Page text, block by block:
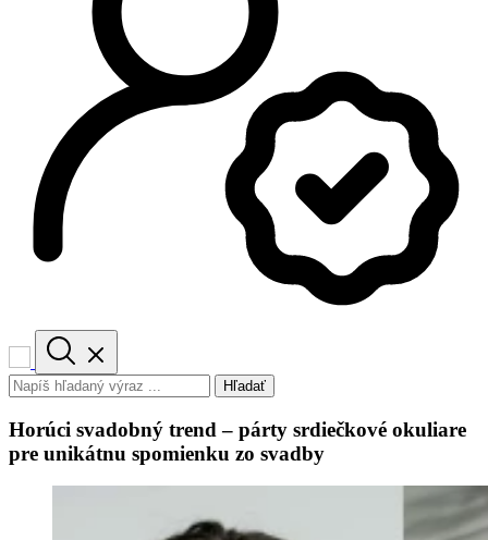
Hľadať
Horúci svadobný trend – párty srdiečkové okuliare
pre unikátnu spomienku zo svadby